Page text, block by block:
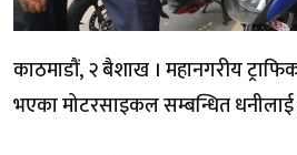
काठमाडौं, २ बैशाख । महानगरीय
भएका मोटरसाइकल सम्बन्धित